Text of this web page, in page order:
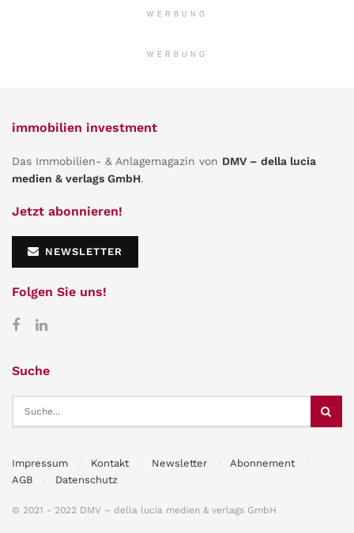
WERBUNG
WERBUNG
immobilien investment
Das Immobilien- & Anlagemagazin von DMV – della lucia
medien & verlags GmbH.
Jetzt abonnieren!
NEWSLETTER
Folgen Sie uns!
Suche
Impressum Kontakt Newsletter
Abonnement
AGB
Datenschutz
© 2021 - 2022 DMV – della lucia medien & verlags GmbH